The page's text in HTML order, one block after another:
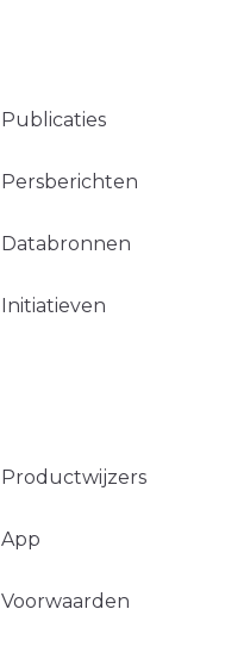
Publicaties
Persberichten
Databronnen
Initiatieven
Productwijzers
App
Voorwaarden